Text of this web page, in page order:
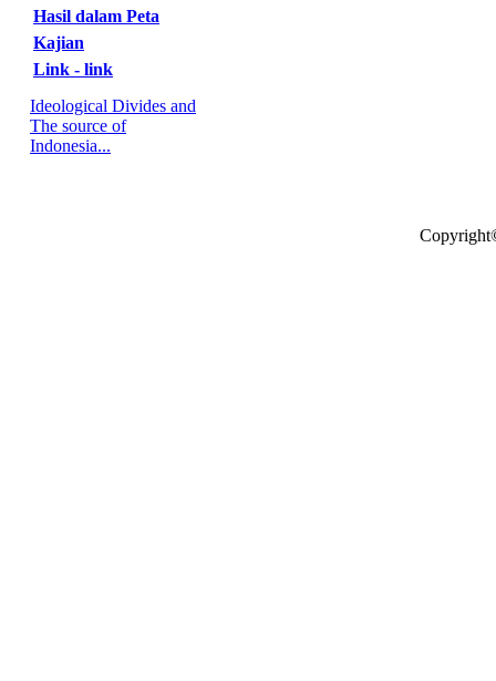
Hasil dalam Peta
Kajian
Link - link
Ideological Divides and
The source of
Indonesia...